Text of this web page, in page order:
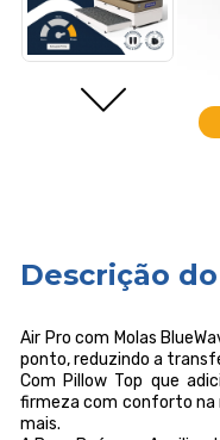
Descrição
Air Pro com Molas
ponto, reduzindo a
Com Pillow Top que
firmeza com conforto na
mais.